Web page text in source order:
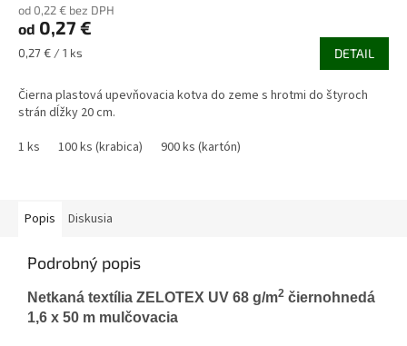
od 0,22 € bez DPH
od 0,27 €
Jednotková
0,27 € / 1 ks DETAIL
Čierna plastová upevňovacia kotva do zeme s hrotmi do štyroch
strán dĺžky 20 cm.
1 ks
100 ks (krabica) 900 ks (kartón)
Popis Diskusia
Podrobný popis
Netkaná textília ZELOTEX UV 68 g/m2 čiernohnedá
1,6 x 50 m mulčovacia